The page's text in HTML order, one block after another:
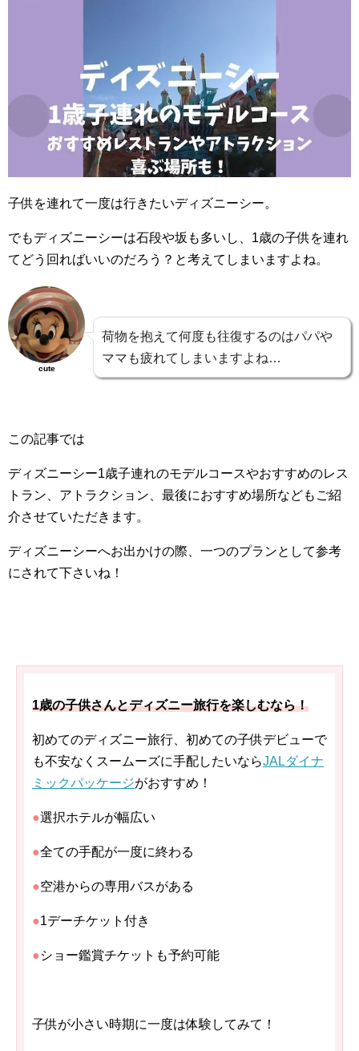
子供を連れて一度は行きたいディズニーシー。
でもディズニーシーは石段や坂も多いし、1歳の子供を連れ
てどう回ればいいのだろう？と考えてしまいますよね。
cute
荷物を抱えて何度も往復するのはパパや
ママも疲れてしまいますよね…
この記事では
ディズニーシー1歳子連れのモデルコースやおすすめのレス
トラン、アトラクション、最後におすすめ場所などもご紹
介させていただきます。
ディズニーシーへお出かけの際、一つのプランとして参考
にされて下さいね！
1歳の子供さんとディズニー旅行を楽しむなら！
初めてのディズニー旅行、初めての子供デビューで
も不安なくスームーズに手配したいならJALダイナ
ミックパッケージがおすすめ！
●選択ホテルが幅広い
●全ての手配が一度に終わる
●空港からの専用バスがある
●1デーチケット付き
●ショー鑑賞チケットも予約可能
子供が小さい時期に一度は体験してみて！